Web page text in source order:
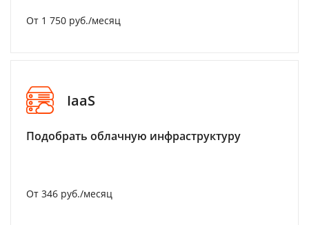
От 1 750 руб./месяц
IaaS
Подобрать облачную инфраструктуру
От 346 руб./месяц